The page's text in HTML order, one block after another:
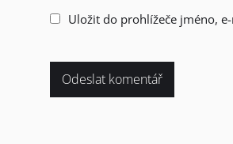
Uložit do prohlížeče jméno,